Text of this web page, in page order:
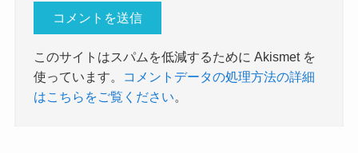
このサイトはスパムを低減するために Akismet を
使っています。
コメントデータの処理方法の詳細
はこちらをご覧ください。